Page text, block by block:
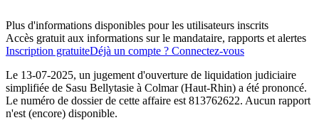
Plus d'informations disponibles pour les utilisateurs inscrits
Accès gratuit aux informations sur le mandataire, rapports et alertes
Inscription gratuiteDéjà un compte ? Connectez-vous
Le 13-07-2025, un jugement d'ouverture de liquidation judiciaire
simplifiée de Sasu Bellytasie à Colmar (Haut-Rhin) a été prononcé.
Le numéro de dossier de cette affaire est 813762622. Aucun rapport
n'est (encore) disponible.